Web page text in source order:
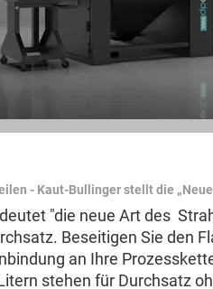
- Kaut-Bullinger stellt die
"die neue Art des
Beseitigen Sie den
an Ihre
stehen für Durchsatz